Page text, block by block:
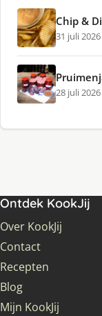
Chip &
31 juli 2026
28 juli 2026
Ontdek KookJij
Over KookJij
Contact
Recepten
Blog
Mijn KookJij